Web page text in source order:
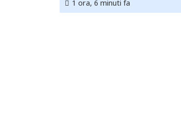
1 ora, 6 minuti fa